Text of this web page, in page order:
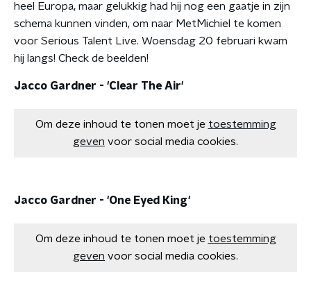
heel Europa, maar gelukkig had hij nog een gaatje in zijn
schema kunnen vinden, om naar MetMichiel te komen
voor Serious Talent Live. Woensdag 20 februari kwam
hij langs! Check de beelden!
Jacco Gardner - 'Clear The Air'
Om deze inhoud te tonen moet je toestemming
geven voor social media cookies.
Jacco Gardner - 'One Eyed King'
Om deze inhoud te tonen moet je toestemming
geven voor social media cookies.